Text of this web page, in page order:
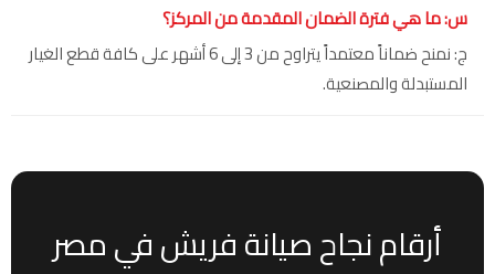
س: ما هي فترة الضمان المقدمة من المركز؟
ج: نمنح ضماناً معتمداً يتراوح من 3 إلى 6 أشهر على كافة قطع الغيار
المستبدلة والمصنعية.
أرقام نجاح صيانة فريش في مصر